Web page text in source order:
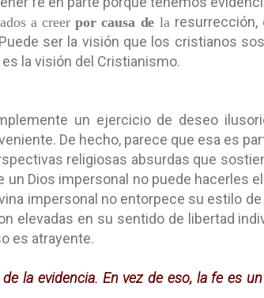
a creer por causa de la resurrección,
ser la visión que los cristianos
la visión del Cristianismo.
un ejercicio de deseo
De hecho, parece que esa es
religiosas absurdas que
un Dios impersonal no puede hacerles
impersonal no entorpece su estilo
elevadas en su sentido de libertad
es atrayente.
la evidencia. En vez de eso, la fe es